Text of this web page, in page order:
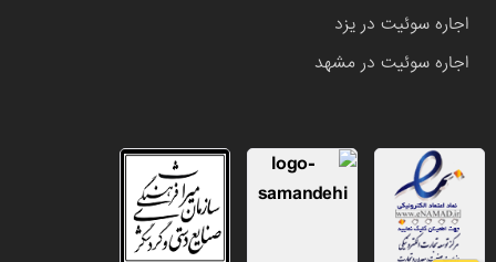
اجاره سوئیت در یزد
اجاره سوئیت در مشهد